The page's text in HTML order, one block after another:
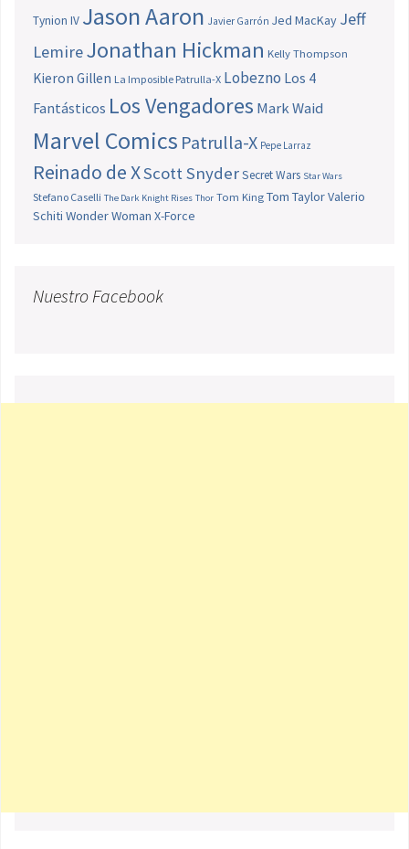
Tynion IV Jason Aaron Javier Garrón Jed MacKay Jeff
LemireJonathan Hickman Kelly Thompson
Kieron Gillen La Imposible Patrulla-X Lobezno Los 4
Fantásticos Los Vengadores Mark Waid
Marvel Comics Patrulla-X Pepe Larraz
Reinado de XScott SnyderSecret Wars Star Wars
Stefano Caselli The Dark Knight Rises Thor Tom King Tom TaylorValerio
Schiti Wonder Woman X-Force
Nuestro Facebook